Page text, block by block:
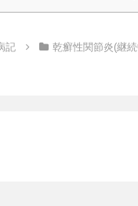
記 乾癬性関節炎(継